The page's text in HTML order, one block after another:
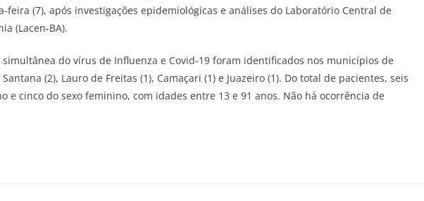
feira (7), após investigações epidemiológicas e análises do Laboratório Central de
(Lacen-BA).
simultânea do vírus de Influenza e Covid-19 foram identificados nos municípios de
(2), Lauro de Freitas (1), Camaçari (1) e Juazeiro (1). Do total de pacientes, seis
e cinco do sexo feminino, com idades entre 13 e 91 anos. Não há ocorrência de